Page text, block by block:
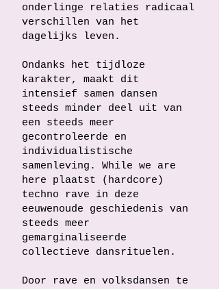
onderlinge relaties radicaal
verschillen van het
dagelijks leven.
Ondanks het tijdloze
karakter, maakt dit
intensief samen dansen
steeds minder deel uit van
een steeds meer
gecontroleerde en
individualistische
samenleving. While we are
here plaatst (hardcore)
techno rave in deze
eeuwenoude geschiedenis van
steeds meer
gemarginaliseerde
collectieve dansrituelen.
Door rave en volksdansen te